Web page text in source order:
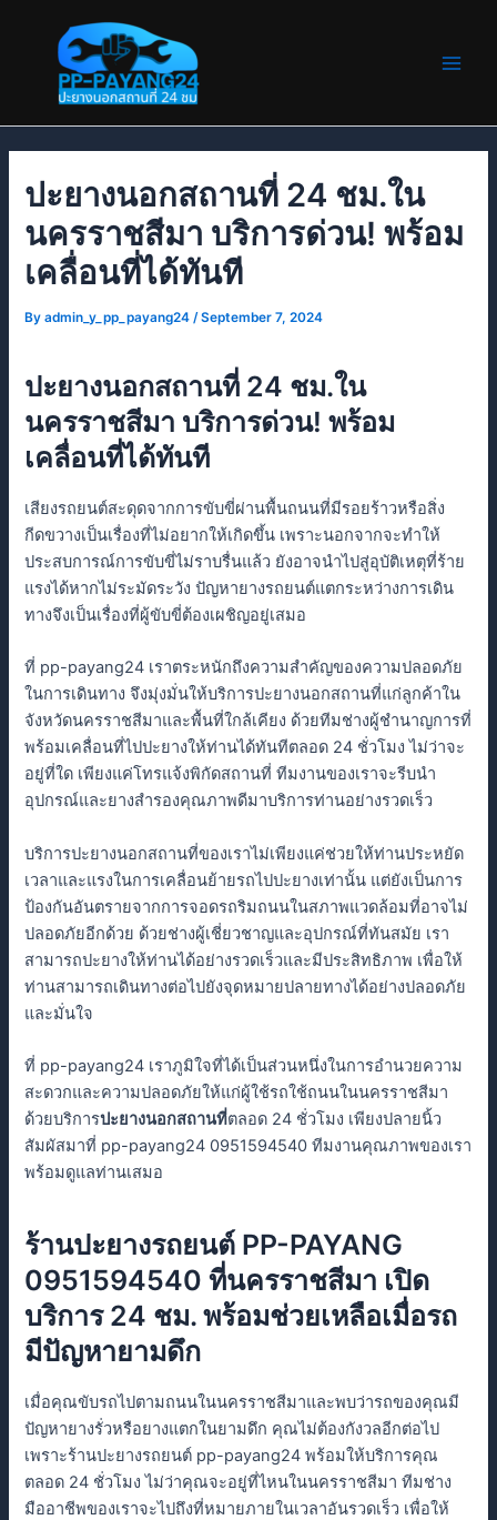
ปะยางนอกสถานที่ 24 ชม.ใน
นครราชสีมา บริการด่วน! พร้อม
เคลื่อนที่ได้ทันที
Byadmin_y_pp_payang24/September 7, 2024
ปะยางนอกสถานที่ 24 ชม.ใน
นครราชสีมา บริการด่วน! พร้อม
เคลื่อนที่ได้ทันที
เสียงรถยนต์สะดุดจากการขับขี่ผ่านพื้นถนนที่มีรอยร้าวหรือสิ่ง
กีดขวางเป็นเรื่องที่ไม่อยากให้เกิดขึ้น เพราะนอกจากจะทำให้
ประสบการณ์การขับขี่ไม่ราบรื่นแล้ว ยังอาจนำไปสู่อุบัติเหตุที่ร้าย
แรงได้หากไม่ระมัดระวัง ปัญหายางรถยนต์แตกระหว่างการเดิน
ทางจึงเป็นเรื่องที่ผู้ขับขี่ต้องเผชิญอยู่เสมอ
ที่ pp-payang24 เราตระหนักถึงความสำคัญของความปลอดภัย
ในการเดินทาง จึงมุ่งมั่นให้บริการปะยางนอกสถานที่แก่ลูกค้าใน
จังหวัดนครราชสีมาและพื้นที่ใกล้เคียง ด้วยทีมช่างผู้ชำนาญการที่
พร้อมเคลื่อนที่ไปปะยางให้ท่านได้ทันทีตลอด 24 ชั่วโมง ไม่ว่าจะ
อยู่ที่ใด เพียงแค่โทรแจ้งพิกัดสถานที่ ทีมงานของเราจะรีบนำ
อุปกรณ์และยางสำรองคุณภาพดีมาบริการท่านอย่างรวดเร็ว
บริการปะยางนอกสถานที่ของเราไม่เพียงแค่ช่วยให้ท่านประหยัด
เวลาและแรงในการเคลื่อนย้ายรถไปปะยางเท่านั้น แต่ยังเป็นการ
ป้องกันอันตรายจากการจอดรถริมถนนในสภาพแวดล้อมที่อาจไม่
ปลอดภัยอีกด้วย ด้วยช่างผู้เชี่ยวชาญและอุปกรณ์ที่ทันสมัย เรา
สามารถปะยางให้ท่านได้อย่างรวดเร็วและมีประสิทธิภาพ เพื่อให้
ท่านสามารถเดินทางต่อไปยังจุดหมายปลายทางได้อย่างปลอดภัย
และมั่นใจ
ที่ pp-payang24 เราภูมิใจที่ได้เป็นส่วนหนึ่งในการอำนวยความ
สะดวกและความปลอดภัยให้แก่ผู้ใช้รถใช้ถนนในนครราชสีมา
ด้วยบริการปะยางนอกสถานที่ตลอด 24 ชั่วโมง เพียงปลายนิ้ว
สัมผัสมาที่ pp-payang24 0951594540 ทีมงานคุณภาพของเรา
พร้อมดูแลท่านเสมอ
ร้านปะยางรถยนต์ PP-PAYANG
0951594540 ที่นครราชสีมา เปิด
บริการ 24 ชม. พร้อมช่วยเหลือเมื่อรถ
มีปัญหายามดึก
เมื่อคุณขับรถไปตามถนนในนครราชสีมาและพบว่ารถของคุณมี
ปัญหายางรั่วหรือยางแตกในยามดึก คุณไม่ต้องกังวลอีกต่อไป
เพราะร้านปะยางรถยนต์ pp-payang24 พร้อมให้บริการคุณ
ตลอด 24 ชั่วโมง ไม่ว่าคุณจะอยู่ที่ไหนในนครราชสีมา ทีมช่าง
มืออาชีพของเราจะไปถึงที่หมายภายในเวลาอันรวดเร็ว เพื่อให้
navigation